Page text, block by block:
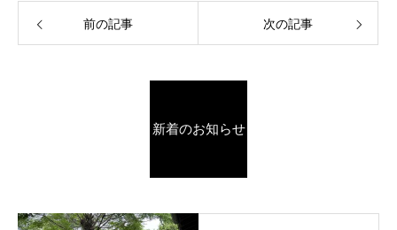
前の記事 次の記事
新着のお知らせ